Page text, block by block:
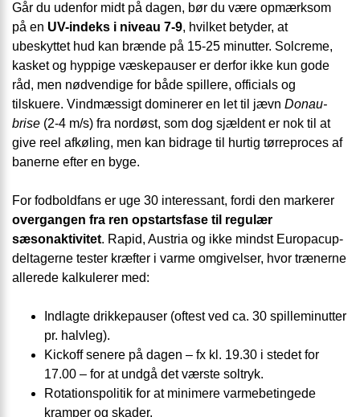
Går du udenfor midt på dagen, bør du være opmærksom
på en UV-indeks i niveau 7-9, hvilket betyder, at
ubeskyttet hud kan brænde på 15-25 minutter. Solcreme,
kasket og hyppige væskepauser er derfor ikke kun gode
råd, men nødvendige for både spillere, officials og
tilskuere. Vindmæssigt dominerer en let til jævn Donau-
brise (2-4 m/s) fra nordøst, som dog sjældent er nok til at
give reel afkøling, men kan bidrage til hurtig tørreproces af
banerne efter en byge.
For fodboldfans er uge 30 interessant, fordi den markerer
overgangen fra ren opstartsfase til regulær
sæsonaktivitet. Rapid, Austria og ikke mindst Europacup-
deltagerne tester kræfter i varme omgivelser, hvor trænerne
allerede kalkulerer med:
Indlagte drikkepauser (oftest ved ca. 30 spilleminutter
pr. halvleg).
Kickoff senere på dagen – fx kl. 19.30 i stedet for
17.00 – for at undgå det værste soltryk.
Rotationspolitik for at minimere varmebetingede
kramper og skader.